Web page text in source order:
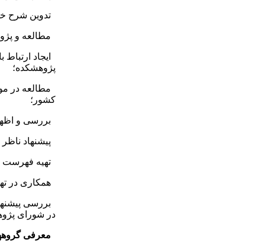
تدوین شرح
مطالعه و
ایجاد
پژوهشکده؛
مطالعه در
کشور؛
بررسی و
پیشنهاد
تهیه
همکاری در
بررسی
در شورای
معرفی